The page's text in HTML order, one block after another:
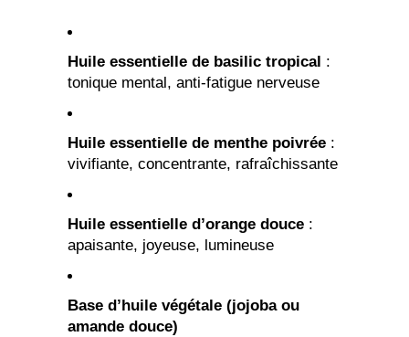
Huile essentielle de basilic tropical :
tonique mental, anti-fatigue nerveuse
Huile essentielle de menthe poivrée :
vivifiante, concentrante, rafraîchissante
Huile essentielle d’orange douce :
apaisante, joyeuse, lumineuse
Base d’huile végétale (jojoba ou
amande douce)